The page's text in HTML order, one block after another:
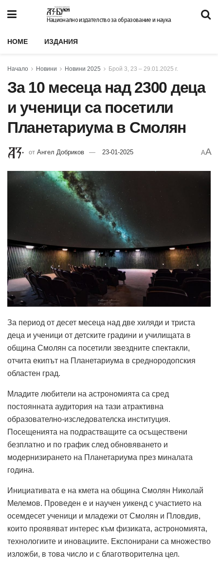
Национално издателство за образование и наука
HOME ИЗДАНИЯ
Начало Новини Новини 2025 Брой 3, 23 – 29.01.2025 г.
За 10 месеца над 2300 деца
и ученици са посетили
Планетариума в Смолян
от Ангел Добриков 23-01-2025 AA
За период от десет месеца над две хиляди и триста
деца и ученици от детските градини и училищата в
община Смолян са посетили звездните спектакли,
отчита екипът на Планетариума в среднородопския
областен град.
Младите любители на астрономията са сред
постоянната аудитория на тази атрактивна
образователно-изследователска институция.
Посещенията на подрастващите са осъществени
безплатно и по график след обновяването и
модернизирането на Планетариума през миналата
година.
Инициативата е на кмета на община Смолян Николай
Мелемов. Проведен е и научен уикенд с участието на
осемдесет ученици и младежи от Смолян и Пловдив,
които проявяват интерес към физиката, астрономията,
технологиите и иновациите. Експонирани са множество
изложби, в това число и с благотворителна цел.